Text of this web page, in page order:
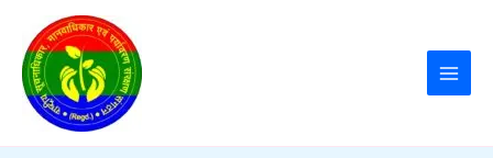
content